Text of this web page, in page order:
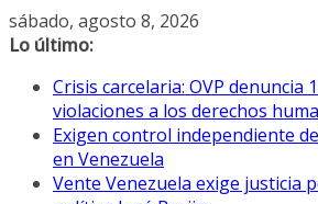
Saltar
al
sábado, agosto 8, 2026
Lo último:
Crisis carcelaria: OVP denuncia
violaciones a los derechos
Exigen control independiente
en Venezuela
Vente Venezuela exige justicia